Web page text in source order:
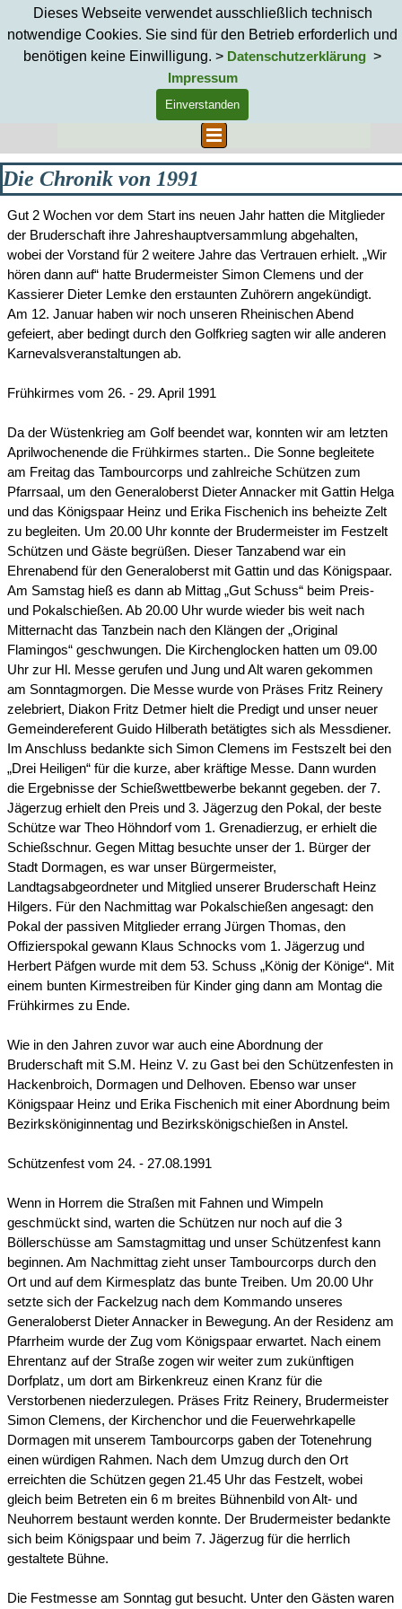
Dieses Webseite verwendet ausschließlich technisch
notwendige Cookies. Sie sind für den Betrieb erforderlich und
benötigen keine Einwilligung. > Datenschutzerklärung >
Impressum
Einverstanden
Direkt zum Seiteninhalt
Suchen
Menü überspringen
Die Chronik von 1991
Gut 2 Wochen vor dem Start ins neuen Jahr hatten die Mitglieder
der Bruderschaft ihre Jahreshauptversammlung abgehalten,
wobei der Vorstand für 2 weitere Jahre das Vertrauen erhielt. „Wir
hören dann auf“ hatte Brudermeister Simon Clemens und der
Kassierer Dieter Lemke den erstaunten Zuhörern angekündigt.
Am 12. Januar haben wir noch unseren Rheinischen Abend
gefeiert, aber bedingt durch den Golfkrieg sagten wir alle anderen
Karnevalsveranstaltungen ab.
Frühkirmes vom 26. - 29. April 1991
Da der Wüstenkrieg am Golf beendet war, konnten wir am letzten
Aprilwochenende die Frühkirmes starten.. Die Sonne begleitete
am Freitag das Tambourcorps und zahlreiche Schützen zum
Pfarrsaal, um den Generaloberst Dieter Annacker mit Gattin Helga
und das Königspaar Heinz und Erika Fischenich ins beheizte Zelt
zu begleiten. Um 20.00 Uhr konnte der Brudermeister im Festzelt
Schützen und Gäste begrüßen. Dieser Tanzabend war ein
Ehrenabend für den Generaloberst mit Gattin und das Königspaar.
Am Samstag hieß es dann ab Mittag „Gut Schuss“ beim Preis-
und Pokalschießen. Ab 20.00 Uhr wurde wieder bis weit nach
Mitternacht das Tanzbein nach den Klängen der „Original
Flamingos“ geschwungen. Die Kirchenglocken hatten um 09.00
Uhr zur Hl. Messe gerufen und Jung und Alt waren gekommen
am Sonntagmorgen. Die Messe wurde von Präses Fritz Reinery
zelebriert, Diakon Fritz Detmer hielt die Predigt und unser neuer
Gemeindereferent Guido Hilberath betätigtes sich als Messdiener.
Im Anschluss bedankte sich Simon Clemens im Festszelt bei den
„Drei Heiligen“ für die kurze, aber kräftige Messe. Dann wurden
die Ergebnisse der Schießwettbewerbe bekannt gegeben. der 7.
Jägerzug erhielt den Preis und 3. Jägerzug den Pokal, der beste
Schütze war Theo Höhndorf vom 1. Grenadierzug, er erhielt die
Schießschnur. Gegen Mittag besuchte unser der 1. Bürger der
Stadt Dormagen, es war unser Bürgermeister,
Landtagsabgeordneter und Mitglied unserer Bruderschaft Heinz
Hilgers. Für den Nachmittag war Pokalschießen angesagt: den
Pokal der passiven Mitglieder errang Jürgen Thomas, den
Offizierspokal gewann Klaus Schnocks vom 1. Jägerzug und
Herbert Päfgen wurde mit dem 53. Schuss „König der Könige“. Mit
einem bunten Kirmestreiben für Kinder ging dann am Montag die
Frühkirmes zu Ende.
Wie in den Jahren zuvor war auch eine Abordnung der
Bruderschaft mit S.M. Heinz V. zu Gast bei den Schützenfesten in
Hackenbroich, Dormagen und Delhoven. Ebenso war unser
Königspaar Heinz und Erika Fischenich mit einer Abordnung beim
Bezirksköniginnentag und Bezirkskönigschießen in Anstel.
Schützenfest vom 24. - 27.08.1991
Wenn in Horrem die Straßen mit Fahnen und Wimpeln
geschmückt sind, warten die Schützen nur noch auf die 3
Böllerschüsse am Samstagmittag und unser Schützenfest kann
beginnen. Am Nachmittag zieht unser Tambourcorps durch den
Ort und auf dem Kirmesplatz das bunte Treiben. Um 20.00 Uhr
setzte sich der Fackelzug nach dem Kommando unseres
Generaloberst Dieter Annacker in Bewegung. An der Residenz am
Pfarrheim wurde der Zug vom Königspaar erwartet. Nach einem
Ehrentanz auf der Straße zogen wir weiter zum zukünftigen
Dorfplatz, um dort am Birkenkreuz einen Kranz für die
Verstorbenen niederzulegen. Präses Fritz Reinery, Brudermeister
Simon Clemens, der Kirchenchor und die Feuerwehrkapelle
Dormagen mit unserem Tambourcorps gaben der Totenehrung
einen würdigen Rahmen. Nach dem Umzug durch den Ort
erreichten die Schützen gegen 21.45 Uhr das Festzelt, wobei
gleich beim Betreten ein 6 m breites Bühnenbild von Alt- und
Neuhorrem bestaunt werden konnte. Der Brudermeister bedankte
sich beim Königspaar und beim 7. Jägerzug für die herrlich
gestaltete Bühne.
Die Festmesse am Sonntag gut besucht. Unter den Gästen waren